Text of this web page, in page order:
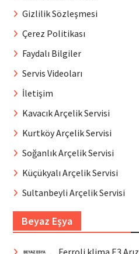
Gizlilik Sözleşmesi
Çerez Politikası
Faydalı Bilgiler
Servis Videoları
İletişim
Kavacık Arçelik Servisi
Kurtköy Arçelik Servisi
Soğanlık Arçelik Servisi
Küçükyalı Arçelik Servisi
Sultanbeyli Arçelik Servisi
Beyaz Eşya
Ferroli klima E3